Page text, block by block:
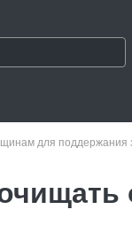
для поддержания